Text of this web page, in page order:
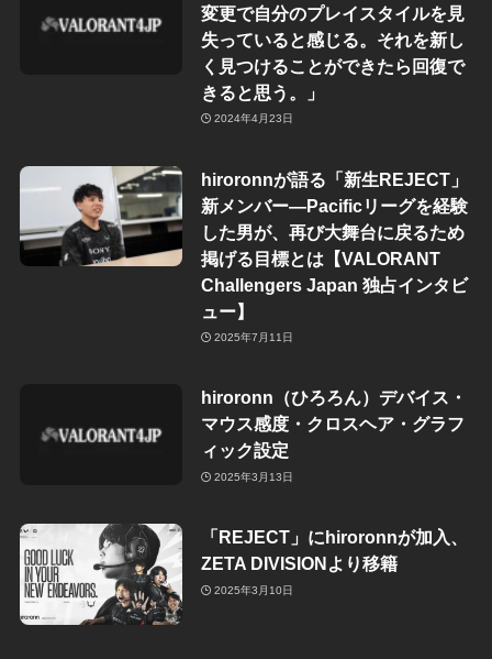
変更で自分のプレイスタイルを見
失っていると感じる。それを新し
く見つけることができたら回復で
きると思う。」
2024年4月23日
hiroronnが語る「新生REJECT」
新メンバー―Pacificリーグを経験
した男が、再び大舞台に戻るため
掲げる目標とは【VALORANT
Challengers Japan 独占インタビ
ュー】
2025年7月11日
hiroronn（ひろろん）デバイス・
マウス感度・クロスヘア・グラフ
ィック設定
2025年3月13日
「REJECT」にhiroronnが加入、
ZETA DIVISIONより移籍
2025年3月10日